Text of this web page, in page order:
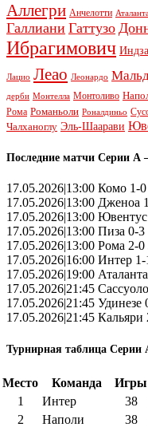
Аллегри Анчелотти
Галлиани Гаттузо
Ибрагимович
Лацио Леао Леонардо
дерби Монтелла Монтоливо
Рома Романьоли Роналдиньо
Чалханоглу Эль-Шаарави
Последние матчи Серии А
17.05.2026|13:00 Комо 1-
17.05.2026|13:00 Дженоа
17.05.2026|13:00
17.05.2026|13:00 Пиза 0-
17.05.2026|13:00 Рома 2-
17.05.2026|16:00 Интер
17.05.2026|19:00
17.05.2026|21:45
17.05.2026|21:45 Удинезе
17.05.2026|21:45
Турнирная таблица Серии
Место Команда Игры
1
Интер 38
2
Наполи 38